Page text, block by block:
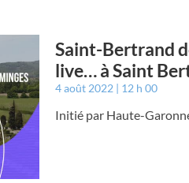
Saint-Bertrand
live… à Saint
4 août 2022 12 h 00
Initié par Haute-